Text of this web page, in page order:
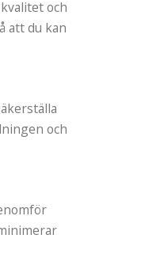
och
att du kan
och